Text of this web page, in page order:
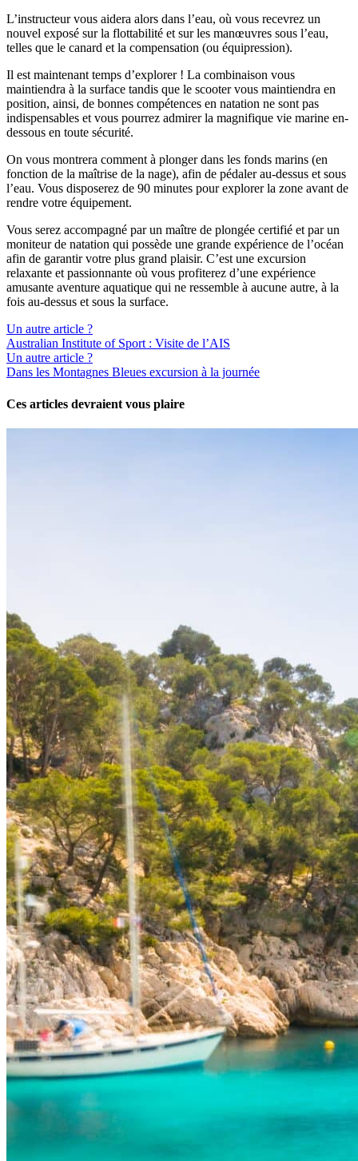
L’instructeur vous aidera alors dans l’eau, où vous recevrez un
nouvel exposé sur la flottabilité et sur les manœuvres sous l’eau,
telles que le canard et la compensation (ou équipression).
Il est maintenant temps d’explorer ! La combinaison vous
maintiendra à la surface tandis que le scooter vous maintiendra en
position, ainsi, de bonnes compétences en natation ne sont pas
indispensables et vous pourrez admirer la magnifique vie marine en-
dessous en toute sécurité.
On vous montrera comment à plonger dans les fonds marins (en
fonction de la maîtrise de la nage), afin de pédaler au-dessus et sous
l’eau. Vous disposerez de 90 minutes pour explorer la zone avant de
rendre votre équipement.
Vous serez accompagné par un maître de plongée certifié et par un
moniteur de natation qui possède une grande expérience de l’océan
afin de garantir votre plus grand plaisir. C’est une excursion
relaxante et passionnante où vous profiterez d’une expérience
amusante aventure aquatique qui ne ressemble à aucune autre, à la
fois au-dessus et sous la surface.
Un autre article ?
Australian Institute of Sport : Visite de l’AIS
Un autre article ?
Dans les Montagnes Bleues excursion à la journée
Ces articles devraient vous plaire